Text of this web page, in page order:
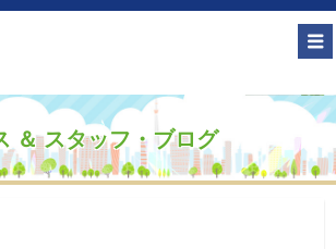
＆ スタッフ・ブログ